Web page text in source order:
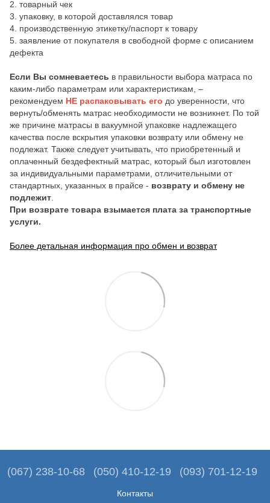
2. товарный чек
3. упаковку, в которой доставлялся товар
4. производственную этикетку/паспорт к товару
5. заявление от покупателя в свободной форме с описанием
дефекта
Если Вы сомневаетесь в правильности выбора матраса по
каким-либо параметрам или характеристикам, –
рекомендуем НЕ распаковывать его до уверенности, что
вернуть/обменять матрас необходимости не возникнет. По той
же причине матрасы в вакуумной упаковке надлежащего
качества после вскрытия упаковки возврату или обмену не
подлежат. Также следует учитывать, что приобретенный и
оплаченный бездефектный матрас, который был изготовлен
за индивидуальными параметрами, отличительными от
стандартных, указанных в прайсе - возврату и обмену не
подлежит
При возврате товара взымается плата за транспортные
услуги.
Более детальная информация про обмен и возврат
(067) 238-10-68 (050) 410-12-19 (093) 701-12-19
Контакты